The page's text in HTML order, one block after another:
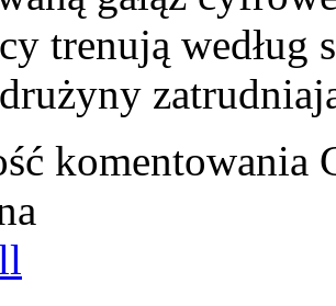
trenują według
komentowania